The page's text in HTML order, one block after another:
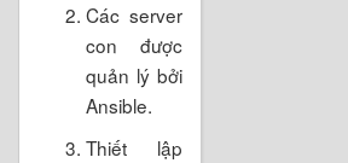
Các server
con được
quản lý bởi
Ansible.
Thiết lập